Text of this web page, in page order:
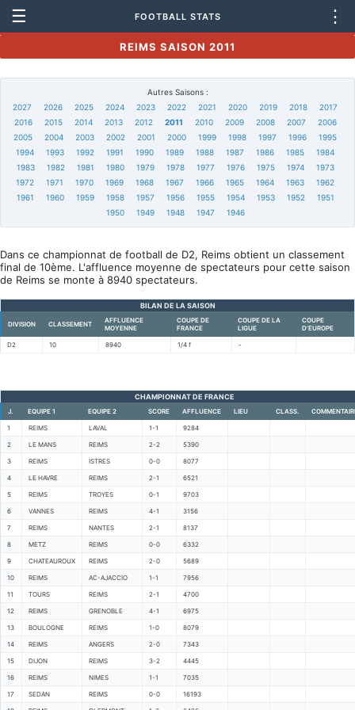
☰ FOOTBALL STATS ⋮
REIMS SAISON 2011
Autres Saisons :
2027
2026 2025 2024 2023 2022 2021 2020 2019 2018
2017
2016
2015 2014 2013 2012 2011 2010 2009 2008 2007
2006
2005
2004 2003 2002 2001 2000 1999 1998 1997 1996
1995
1994
1993 1992 1991 1990 1989 1988 1987 1986 1985
1984
1983
1982 1981 1980 1979 1978 1977 1976 1975 1974
1973
1972
1971 1970 1969 1968 1967 1966 1965 1964 1963
1962
1961
1960 1959 1958 1957 1956 1955 1954 1953 1952
1951
1950
1949 1948 1947 1946
Dans ce championnat de football de D2, Reims obtient un classement
final de 10ème. L'affluence moyenne de spectateurs pour cette saison
de Reims se monte à 8940 spectateurs.
BILAN DE LA SAISON
DIVISION CLASSEMENT
AFFLUENCE
MOYENNE
COUPE DE
FRANCE
COUPE DE LA
LIGUE
COUPE
D'EUROPE
D2 10 8940 1/4 f -
CHAMPIONNAT DE FRANCE
J. EQUIPE 1 EQUIPE 2 SCORE AFFLUENCE LIEU CLASS.
1 REIMS LAVAL 1-1 9284
2 LE MANS REIMS 2-2 5390
3 REIMS ISTRES 0-0 8077
4 LE HAVRE REIMS 2-1 6521
5 REIMS TROYES 0-1 9703
6 VANNES REIMS 4-1 3156
7 REIMS NANTES 2-1 8137
8 METZ REIMS 0-0 6332
9 CHATEAUROUX REIMS 2-0 5689
10 REIMS AC-AJACCIO 1-1 7956
11 TOURS REIMS 2-1 4700
12 REIMS GRENOBLE 4-1 6975
13 BOULOGNE REIMS 1-0 8079
14 REIMS ANGERS 2-0 7343
15 DIJON REIMS 3-2 4445
16 REIMS NIMES 1-1 7035
17 SEDAN REIMS 0-0 16193